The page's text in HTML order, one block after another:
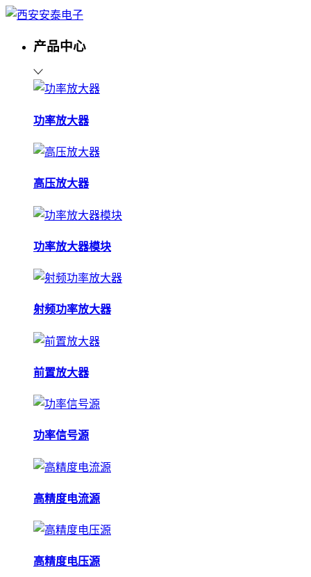
产品中心
功率放大器
高压放大器
功率放大器模块
射频功率放大器
前置放大器
功率信号源
高精度电流源
高精度电压源